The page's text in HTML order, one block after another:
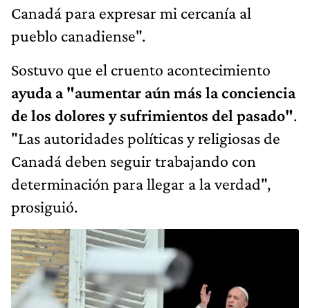
Canadá para expresar mi cercanía al
pueblo canadiense".
Sostuvo que el cruento acontecimiento
ayuda a "aumentar aún más la conciencia
de los dolores y sufrimientos del pasado".
"Las autoridades políticas y religiosas de
Canadá deben seguir trabajando con
determinación para llegar a la verdad",
prosiguió.